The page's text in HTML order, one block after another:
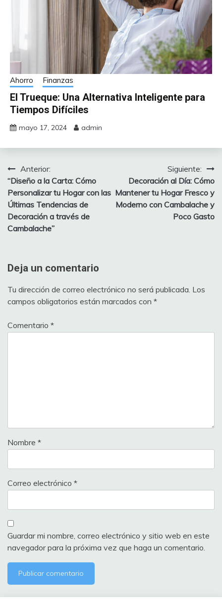
Ahorro Finanzas
El Trueque: Una Alternativa Inteligente para
Tiempos Difíciles
mayo 17, 2024 admin
Navegación
de
entradas
Anterior:
“Diseño a la Carta: Cómo
Personalizar tu Hogar con las
Últimas Tendencias de
Decoración a través de
Cambalache”
Siguiente:
Decoración al Día: Cómo
Mantener tu Hogar Fresco y
Moderno con Cambalache y
Poco Gasto
Deja un comentario
Tu dirección de correo electrónico no será publicada. Los
campos obligatorios están marcados con *
Comentario *
Nombre *
Correo electrónico *
Guardar mi nombre, correo electrónico y sitio web en este
navegador para la próxima vez que haga un comentario.